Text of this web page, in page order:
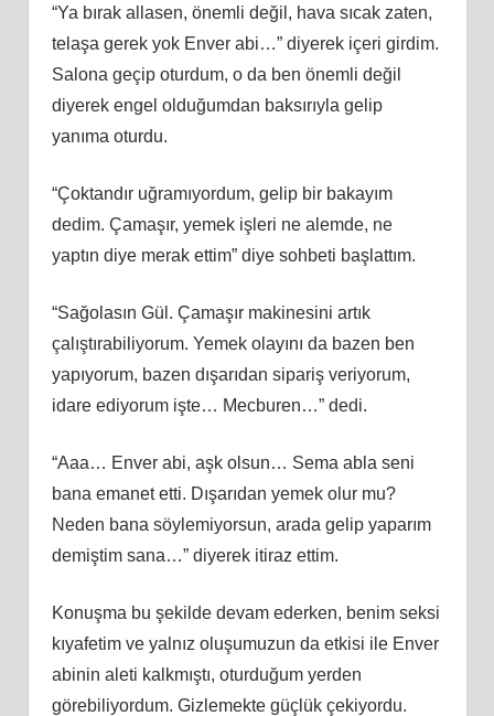
“Ya bırak allasen, önemli değil, hava sıcak zaten,
telaşa gerek yok Enver abi…” diyerek içeri girdim.
Salona geçip oturdum, o da ben önemli değil
diyerek engel olduğumdan baksırıyla gelip
yanıma oturdu.
“Çoktandır uğramıyordum, gelip bir bakayım
dedim. Çamaşır, yemek işleri ne alemde, ne
yaptın diye merak ettim” diye sohbeti başlattım.
“Sağolasın Gül. Çamaşır makinesini artık
çalıştırabiliyorum. Yemek olayını da bazen ben
yapıyorum, bazen dışarıdan sipariş veriyorum,
idare ediyorum işte… Mecburen…” dedi.
“Aaa… Enver abi, aşk olsun… Sema abla seni
bana emanet etti. Dışarıdan yemek olur mu?
Neden bana söylemiyorsun, arada gelip yaparım
demiştim sana…” diyerek itiraz ettim.
Konuşma bu şekilde devam ederken, benim seksi
kıyafetim ve yalnız oluşumuzun da etkisi ile Enver
abinin aleti kalkmıştı, oturduğum yerden
görebiliyordum. Gizlemekte güçlük çekiyordu.